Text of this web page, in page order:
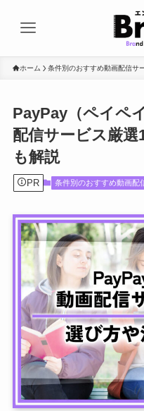
ホーム 条件別のおすすめ動画配信サ
PayPay（ペイペ
配信サービス厳選
も解説
PR 条件別のおすすめ動画配